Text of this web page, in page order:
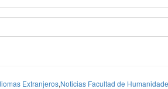
Extranjeros,Noticias Facultad de